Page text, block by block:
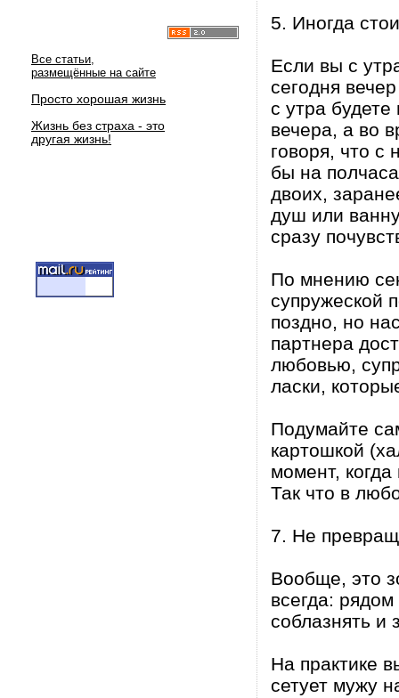
Все статьи,
размещённые на сайте
Просто хорошая жизнь
Жизнь без страха - это
другая жизнь!
5. Иногда
Если вы с
сегодня
с утра
вечера, а во
говоря, что с
бы на
двоих,
душ или
сразу
По мнению
супружеской
поздно, но
партнера
любовью,
ласки,
Подумайте
картошкой
момент,
Так что в
7. Не
Вообще, это
всегда:
соблазнять и
На практике
сетует мужу